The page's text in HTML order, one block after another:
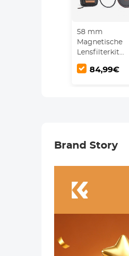
58 mm
Magnetische
Lensfilterkit
CPL + ND8 +
ND64 +84,99€
Brand Story